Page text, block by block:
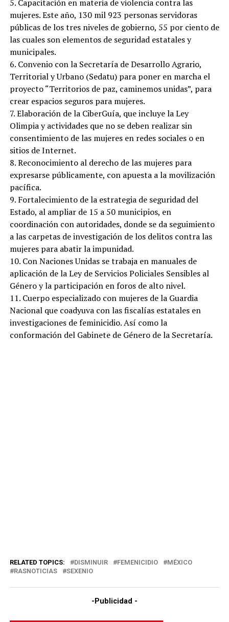
5. Capacitación en materia de violencia contra las
mujeres. Este año, 130 mil 923 personas servidoras
públicas de los tres niveles de gobierno, 55 por ciento de
las cuales son elementos de seguridad estatales y
municipales.
6. Convenio con la Secretaría de Desarrollo Agrario,
Territorial y Urbano (Sedatu) para poner en marcha el
proyecto “Territorios de paz, caminemos unidas”, para
crear espacios seguros para mujeres.
7. Elaboración de la CiberGuía, que incluye la Ley
Olimpia y actividades que no se deben realizar sin
consentimiento de las mujeres en redes sociales o en
sitios de Internet.
8. Reconocimiento al derecho de las mujeres para
expresarse públicamente, con apuesta a la movilización
pacífica.
9. Fortalecimiento de la estrategia de seguridad del
Estado, al ampliar de 15 a 50 municipios, en
coordinación con autoridades, donde se da seguimiento
a las carpetas de investigación de los delitos contra las
mujeres para abatir la impunidad.
10. Con Naciones Unidas se trabaja en manuales de
aplicación de la Ley de Servicios Policiales Sensibles al
Género y la participación en foros de alto nivel.
11. Cuerpo especializado con mujeres de la Guardia
Nacional que coadyuva con las fiscalías estatales en
investigaciones de feminicidio. Así como la
conformación del Gabinete de Género de la Secretaría.
RELATED TOPICS: DISMINUIR FEMENICIDIO
MÉXICO
RASNOTICIAS
SEXENIO
-Publicidad -